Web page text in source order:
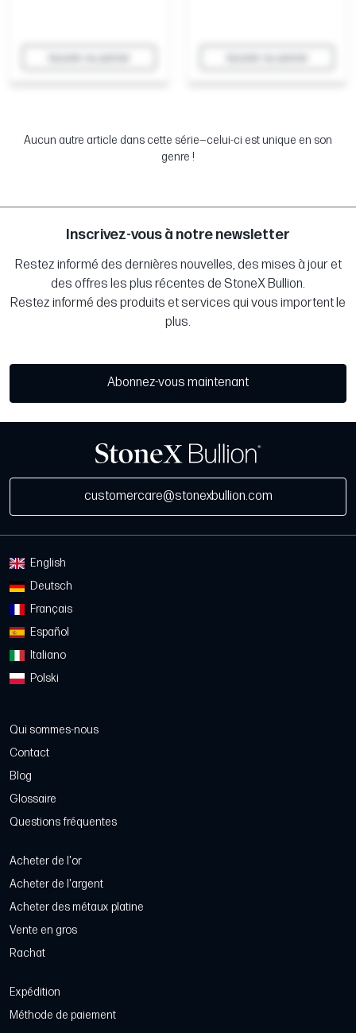
Aucun autre article dans cette série—celui-ci est unique en son
genre !
Inscrivez-vous à notre newsletter
Restez informé des dernières nouvelles, des mises à jour et
des offres les plus récentes de StoneX Bullion.
Restez informé des produits et services qui vous importent le
plus.
Abonnez-vous maintenant
customercare@stonexbullion.com
English
Deutsch
Français
Español
Italiano
Polski
Qui sommes-nous
Contact
Blog
Glossaire
Questions fréquentes
Acheter de l'or
Acheter de l'argent
Acheter des métaux platine
Vente en gros
Rachat
Expédition
Méthode de paiement